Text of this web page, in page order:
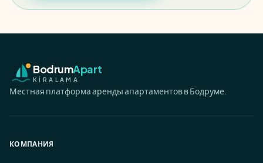
BodrumApart
KİRALAMA
Местная платформа аренды апартаментов в Бодруме.
КОМПАНИЯ